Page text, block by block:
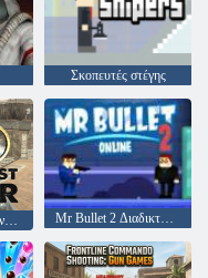
Σκοπευτές στέγης
Elite σκοπευτής φάντασμα Mr Bullet 2 Διαδικτυακά